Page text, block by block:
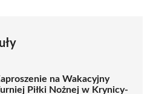
na Wakacyjny
Piłki Nożnej w Krynicy-